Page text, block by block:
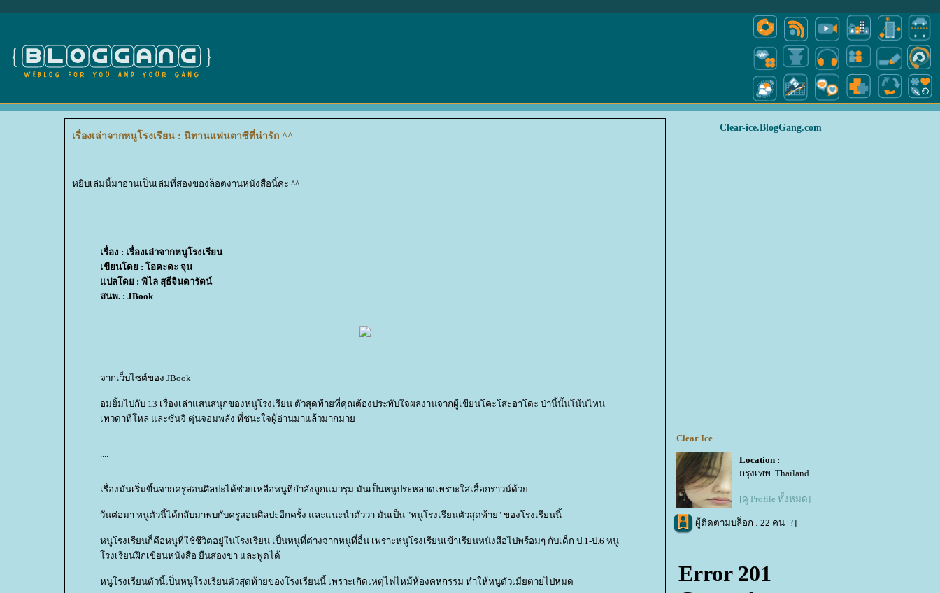
เรื่องเล่าจากหนูโรงเรียน : นิทานแฟนตาซีที่น่ารัก ^^
หยิบเล่มนี้มาอ่านเป็นเล่มที่สองของล็อตงานหนังสือนี้ค่ะ ^^
เรื่อง : เรื่องเล่าจากหนูโรงเรียน
เขียนโดย : โอคะดะ จุน
ปลโดย : พิไล สุธีจินดารัตน์
สนพ. : JBook
จากเว็บไซต์ของ JBook
อมยิ้มไปกับ 13 เรื่องเล่าแสนสนุกของหนูโรงเรียน ตัวสุดท้ายที่คุณต้องประทับใจผลงานจากผู้เขียนโคะโสะอาโดะ ป่านี้นั้นโน้นไหน
เทวดาที่โหล่ และซันจิ ตุ่นจอมพลัง ที่ชนะใจผู้อ่านมาแล้วมากมา
....
เรื่องมันเริ่มขึ้นจากครูสอนศิลปะได้ช่วยเหลือหนูที่กำลังถูกแมวรุม มันเป็นหนูประหลาดเพราะใส่เสื้อกราวน์ด้ว
วันต่อมา หนูตัวนี้ได้กลับมาพบกับครูสอนศิลปะอีกครั้ง และแนะนำตัวว่า มันเป็น "หนูโรงเรียนตัวสุดท้าย" ของโรงเรียนนี้
หนูโรงเรียนก็คือหนูที่ใช้ชีวิตอยู่ในโรงเรียน เป็นหนูที่ต่างจากหนูที่อื่น เพราะหนูโรงเรียนเข้าเรียนหนังสือไปพร้อมๆ กับเด็ก ป.1-ป.6 หนู
รงเรียนฝึกเขียนหนังสือ ยืนสองขา และพูดได้
หนูโรงเรียนตัวนี้เป็นหนูโรงเรียนตัวสุดท้ายของโรงเรียนนี้ เพราะเกิดเหตุไฟไหม้ห้องคหกรรม ทำให้หนูตัวเมียตายไปหมด
Clear-ice.BlogGang.com
Clear Ice
Location :
กรุงเทพ Thailand
[ดู Profile ทั้งหมด]
ผู้ติดตามบล็อก : 22 คน [?]